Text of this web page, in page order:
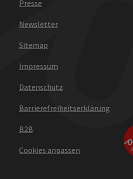
Presse
Newsletter
Sitemap
Impressum
Datenschutz
Barrierefreiheitserklärung
B2B
Cookies anpassen